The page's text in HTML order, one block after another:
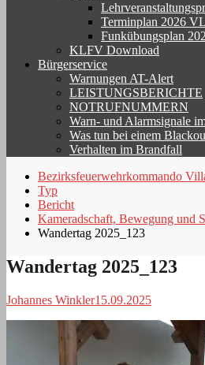
Terminplan 2026 VL
Funkübungsplan
KLFV Download
Bürgerservice
Warnungen AT-Alert
LEISTUNGSBERICHTE
NOTRUFNUMMERN
Warn- und Alarmsignale
Was tun bei einem
Verhalten im Brandfall
Bezirksfeuerwehrkommando
Typ
Bericht
Kameradschaft, Bewegung und
Wandertag 2025_123
Wandertag 2025_123
Johannes Winkler15.09.2025